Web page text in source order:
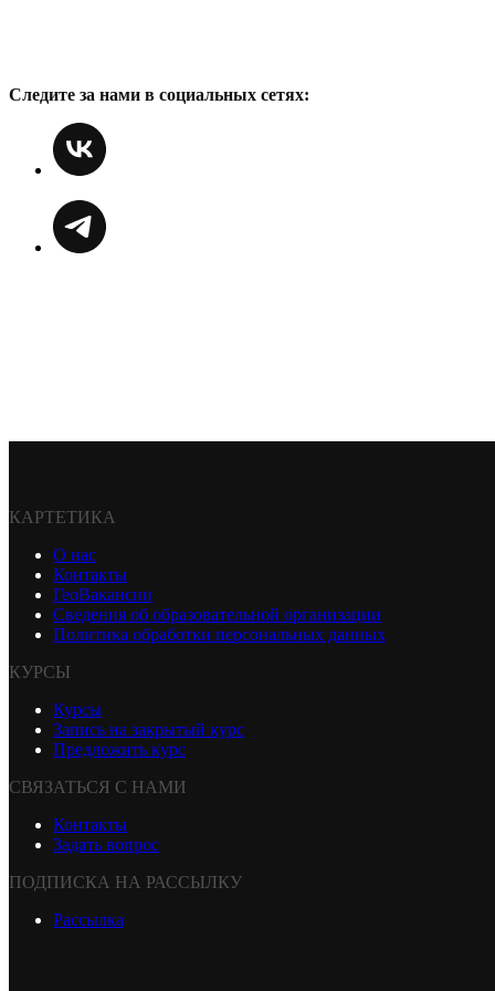
Следите за нами в социальных сетях:
КАРТЕТИКА
О нас
Контакты
ГеоВакансии
Сведения об образовательной организации
Политика обработки персональных данных
КУРСЫ
Курсы
Запись на закрытый курс
Предложить курс
СВЯЗАТЬСЯ С НАМИ
Контакты
Задать вопрос
ПОДПИСКА НА РАССЫЛКУ
Рассылка